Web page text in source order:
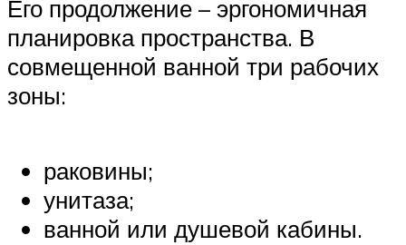
Его продолжение – эргономичная
планировка пространства. В
совмещенной ванной три рабочих
зоны:
раковины;
унитаза;
ванной или душевой кабины.